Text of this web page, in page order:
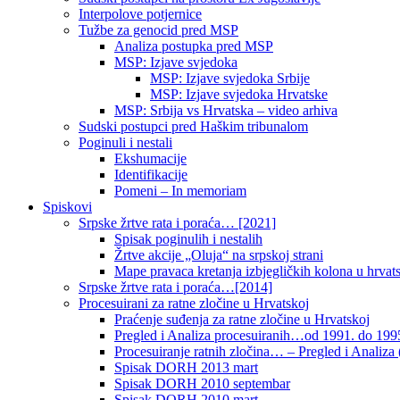
Interpolove potjernice
Tužbe za genocid pred MSP
Analiza postupka pred MSP
MSP: Izjave svjedoka
MSP: Izjave svjedoka Srbije
MSP: Izjave svjedoka Hrvatske
MSP: Srbija vs Hrvatska – video arhiva
Sudski postupci pred Haškim tribunalom
Poginuli i nestali
Ekshumacije
Identifikacije
Pomeni – In memoriam
Spiskovi
Srpske žrtve rata i poraća… [2021]
Spisak poginulih i nestalih
Žrtve akcije „Oluja“ na srpskoj strani
Mape pravaca kretanja izbjegličkih kolona u
Srpske žrtve rata i poraća…[2014]
Procesuirani za ratne zločine u Hrvatskoj
Praćenje suđenja za ratne zločine u Hrvatskoj
Pregled i Analiza procesuiranih…od 1991. do
Procesuiranje ratnih zločina… – Pregled i Analiza
Spisak DORH 2013 mart
Spisak DORH 2010 septembar